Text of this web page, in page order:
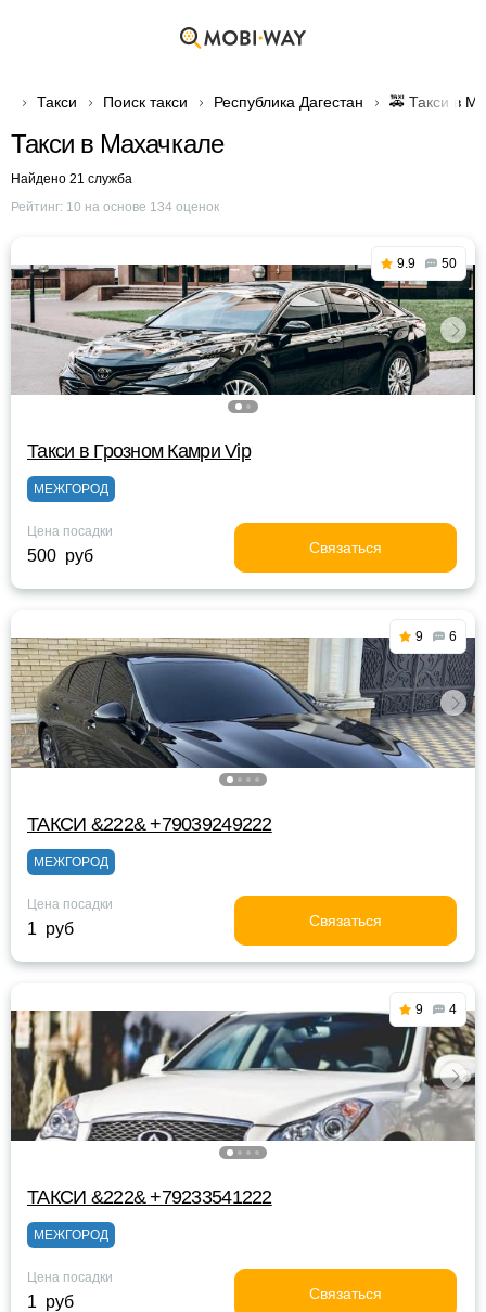
Такси Поиск такси Республика Дагестан 🚕 Такси в
Такси в Махачкале
Найдено 21 служба
Рейтинг: 10 на основе 134 оценок
9.9 50
Такси в Грозном Камри Vip
МЕЖГОРОД
Цена посадки
500 руб Связаться
9 6
ТАКСИ &222& +79039249222
МЕЖГОРОД
Цена посадки
1 руб Связаться
9 4
ТАКСИ &222& +79233541222
МЕЖГОРОД
Цена посадки
1 руб Связаться